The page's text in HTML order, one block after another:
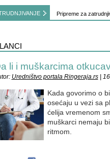
Pripreme za
li i muškarcima
Uredništvo portala Ringeraja.rs|
Kada govorimo o
osećaju u vezi sa
ćelija vremenom
muškarci nemaju
ritmom.